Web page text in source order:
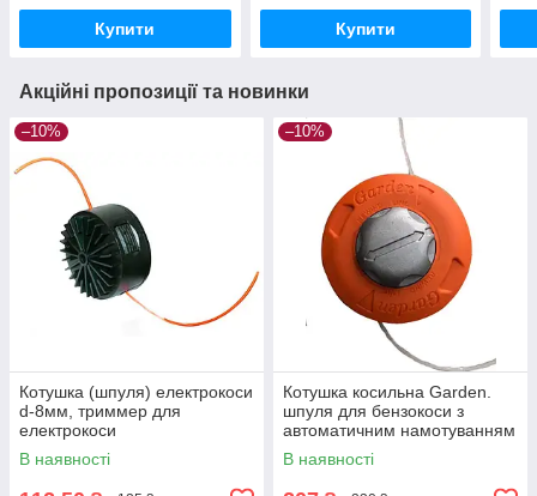
мм
Купити
мм
Купити
Акційні пропозиції та новинки
–10%
Котушка (шпуля) електрокоси
d-8мм, триммер для
електрокоси
В наявності
–10%
Котушка косильна Garden.
шпуля для бензокоси з
автоматичним намотуванням
з металевою кнопкою
В наявності